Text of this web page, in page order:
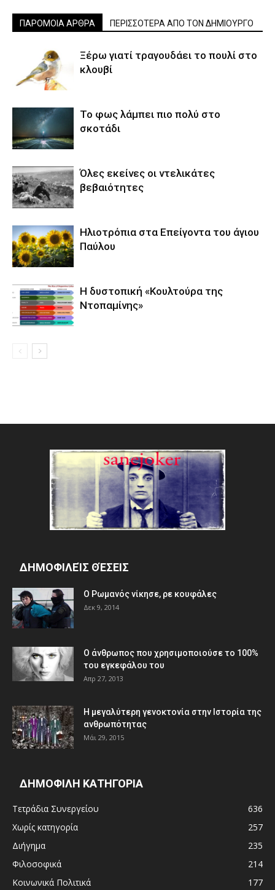
ΠΑΡΟΜΟΙΑ ΑΡΘΡΑ ΠΕΡΙΣΣΟΤΕΡΑ ΑΠΟ ΤΟΝ ΔΗΜΙΟΥΡΓΟ
Ξέρω γιατί τραγουδάει το πουλί στο
κλουβί
Το φως λάμπει πιο πολύ στο
σκοτάδι
Όλες εκείνες οι ντελικάτες
βεβαιότητες
Ηλιοτρόπια στα Επείγοντα του άγιου
Παύλου
Η δυστοπική «Κουλτούρα της
Ντοπαμίνης»
ΔΗΜΟΦΙΛΕΊΣ ΘΈΣΕΙΣ
Ο Ρωμανός νίκησε, ρε κουφάλες
Δεκ 9, 2014
Ο άνθρωπος που χρησιμοποιούσε το 100%
του εγκεφάλου του
Απρ 27, 2013
Η μεγαλύτερη γενοκτονία στην Ιστορία της
ανθρωπότητας
Μάι 29, 2015
ΔΗΜΟΦΙΛΗ ΚΑΤΗΓΟΡΙΑ
Τετράδια Συνεργείου
636
Χωρίς κατηγορία
257
Διήγημα
235
Φιλοσοφικά
214
Κοινωνικά Πολιτικά
177